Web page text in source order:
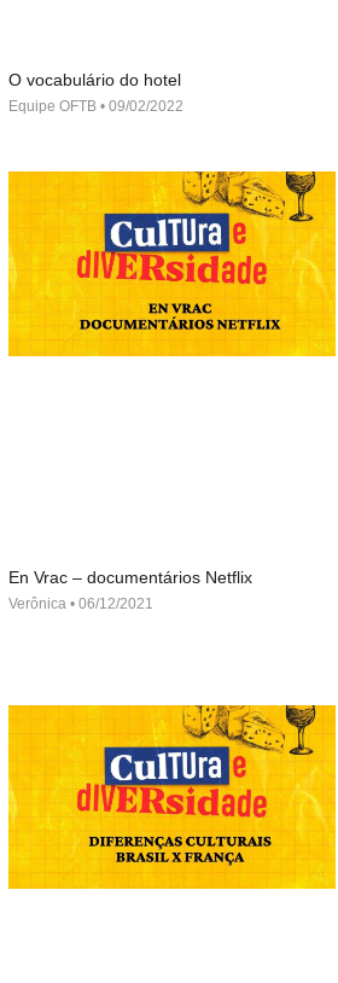
O vocabulário do hotel
Equipe OFTB 09/02/2022
En Vrac – documentários Netflix
Verônica 06/12/2021